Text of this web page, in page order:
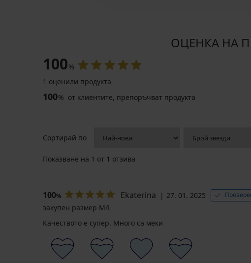
Чорапогащник
Velia
отворени
10,99
€
(21,49
лв.)
2+1
БЕЗПЛАТНО
ОЦЕНКА НА
100%
1 оценили продукта
100% от клиентите, препоръчват продукта
Сортирай по
Показване на 1 от 1 отзива
100% Ekaterina 27. 01. 2025
закупен размер M/L
Качеството е супер. Много са меки